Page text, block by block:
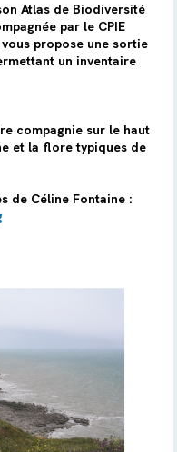
Atlas de Biodiversité
par le CPIE
propose une sortie
un inventaire
compagnie sur le haut
et la flore typiques de
de Céline Fontaine :